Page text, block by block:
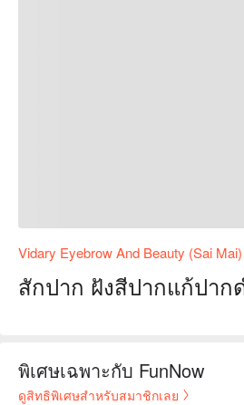
Vidary Eyebrow And Beauty (Sai Mai)
สักปาก ฝังสีปากแก้ปาก
พิเศษเฉพาะกับ FunNow
ดูสิทธิพิเศษสำหรับสมาชิกเลย